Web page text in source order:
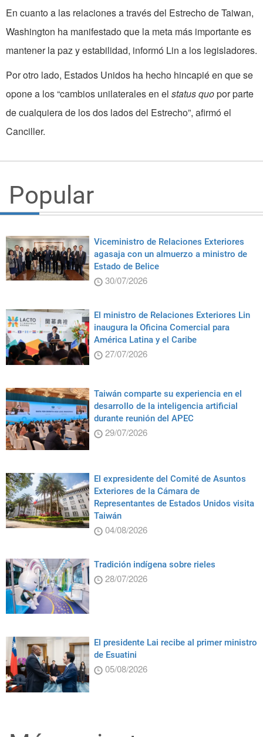
En cuanto a las relaciones a través del Estrecho de Taiwan,
Washington ha manifestado que la meta más importante es
mantener la paz y estabilidad, informó Lin a los legisladores.
Por otro lado, Estados Unidos ha hecho hincapié en que se
opone a los “cambios unilaterales en el status quopor parte
de cualquiera de los dos lados del Estrecho”, afirmó el
Canciller.
Popular
Viceministro de Relaciones Exteriores
agasaja con un almuerzo a ministro de
Estado de Belice
30/07/2026
El ministro de Relaciones Exteriores Lin
inaugura la Oficina Comercial para
América Latina y el Caribe
27/07/2026
Taiwán comparte su experiencia en el
desarrollo de la inteligencia artificial
durante reunión del APEC
29/07/2026
El expresidente del Comité de Asuntos
Exteriores de la Cámara de
Representantes de Estados Unidos visita
Taiwán
04/08/2026
Tradición indígena sobre rieles
28/07/2026
El presidente Lai recibe al primer ministro
de Esuatini
05/08/2026